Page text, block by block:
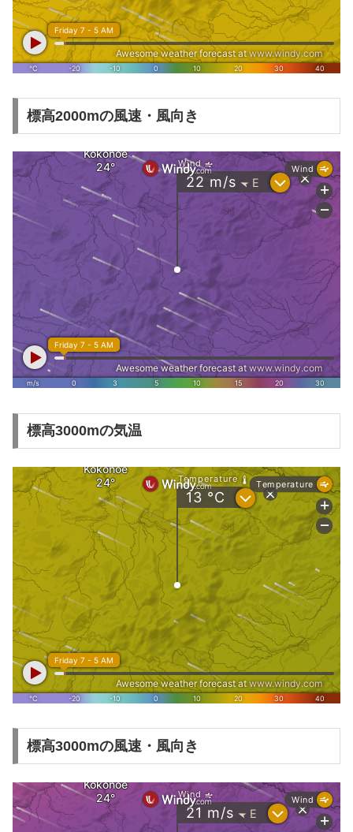
標高2000mの風速・風向き
標高3000mの気温
標高3000mの風速・風向き